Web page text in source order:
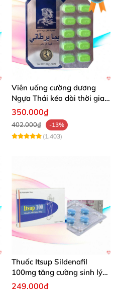
Viên uống cường dương
Ngựa Thái kéo dài thời gian
quan hệ
350.000₫
402.000₫
-13%
(1,403)
Thuốc Itsup Sildenafil
100mg tăng cường sinh lý
kéo dài thời gian cho nam
249.000₫